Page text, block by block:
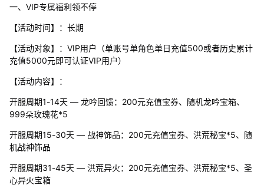
一、VIP专属福利领不停
【活动时间】：长期
【活动对象】：VIP用户（单账号单角色单日充值500或者历史累计
充值5000元即可认证VIP用户）
【活动内容】：
开服周期1-14天 — 龙吟回馈：200元充值宝券、随机龙吟宝箱、
999朵玫瑰花*5
开服周期15-30天 — 战神饰品：200元充值宝券、洪荒秘宝*5、随
机战神饰品
开服周期31-45天 — 洪荒异火：200元充值宝券、洪荒秘宝*5、圣
心异火宝箱